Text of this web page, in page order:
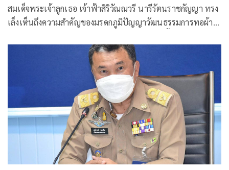
สมเด็จพระเจ้าลูกเธอ เจ้าฟ้าสิริวัณณวรี นารีรัตนราชกัญญา ทรง
เล็งเห็นถึงความสำคัญของมรดกภูมิปัญญาวัฒนธรรมการทอผ้า
ชุมชนในทุกภูมิภาค โดยเฉพาะอย่างยิ่งกลุ่มทอผ้าย้อมครามบ้าน
ดอนกอย อำเภอพรรณานิคม จังหวัดสกลนคร ทรงสนับสนุนการ
พัฒนาผลิตภัณฑ์ผ้าอย่างครบวงจร